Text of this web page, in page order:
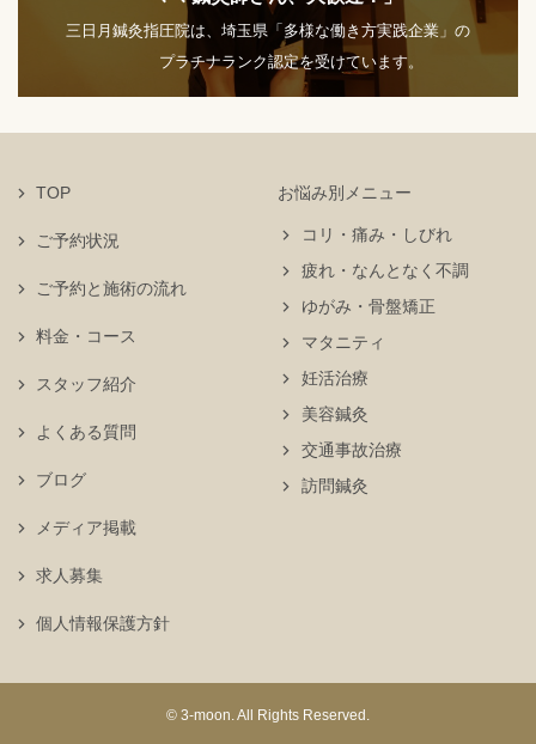
三日月鍼灸指圧院は、埼玉県「多様な働き方実践企業」の
プラチナランク認定を受けています。
TOP
ご予約状況
お悩み別メニュー
コリ・痛み・しびれ
疲れ・なんとなく不調
ゆがみ・骨盤矯正
マタニティ
妊活治療
美容鍼灸
交通事故治療
訪問鍼灸
ご予約と施術の流れ
料金・コース
スタッフ紹介
よくある質問
ブログ
メディア掲載
求人募集
個人情報保護方針
© 3-moon. All Rights Reserved.